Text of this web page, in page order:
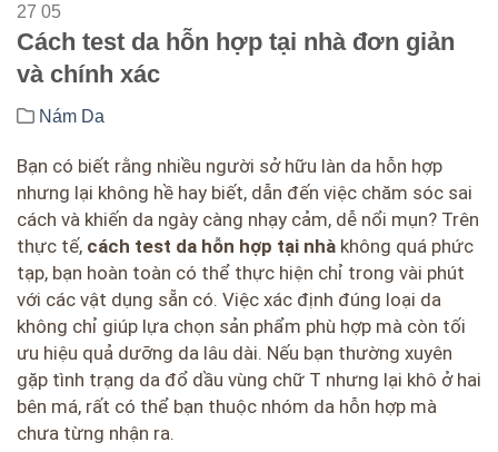
27 05
Cách test da hỗn hợp tại nhà đơn giản
và chính xác
Nám Da
Bạn có biết rằng nhiều người sở hữu làn da hỗn hợp
nhưng lại không hề hay biết, dẫn đến việc chăm sóc sai
cách và khiến da ngày càng nhạy cảm, dễ nổi mụn? Trên
thực tế, cách test da hỗn hợp tại nhà không quá phức
tạp, bạn hoàn toàn có thể thực hiện chỉ trong vài phút
với các vật dụng sẵn có. Việc xác định đúng loại da
không chỉ giúp lựa chọn sản phẩm phù hợp mà còn tối
ưu hiệu quả dưỡng da lâu dài. Nếu bạn thường xuyên
gặp tình trạng da đổ dầu vùng chữ T nhưng lại khô ở hai
bên má, rất có thể bạn thuộc nhóm da hỗn hợp mà
chưa từng nhận ra.